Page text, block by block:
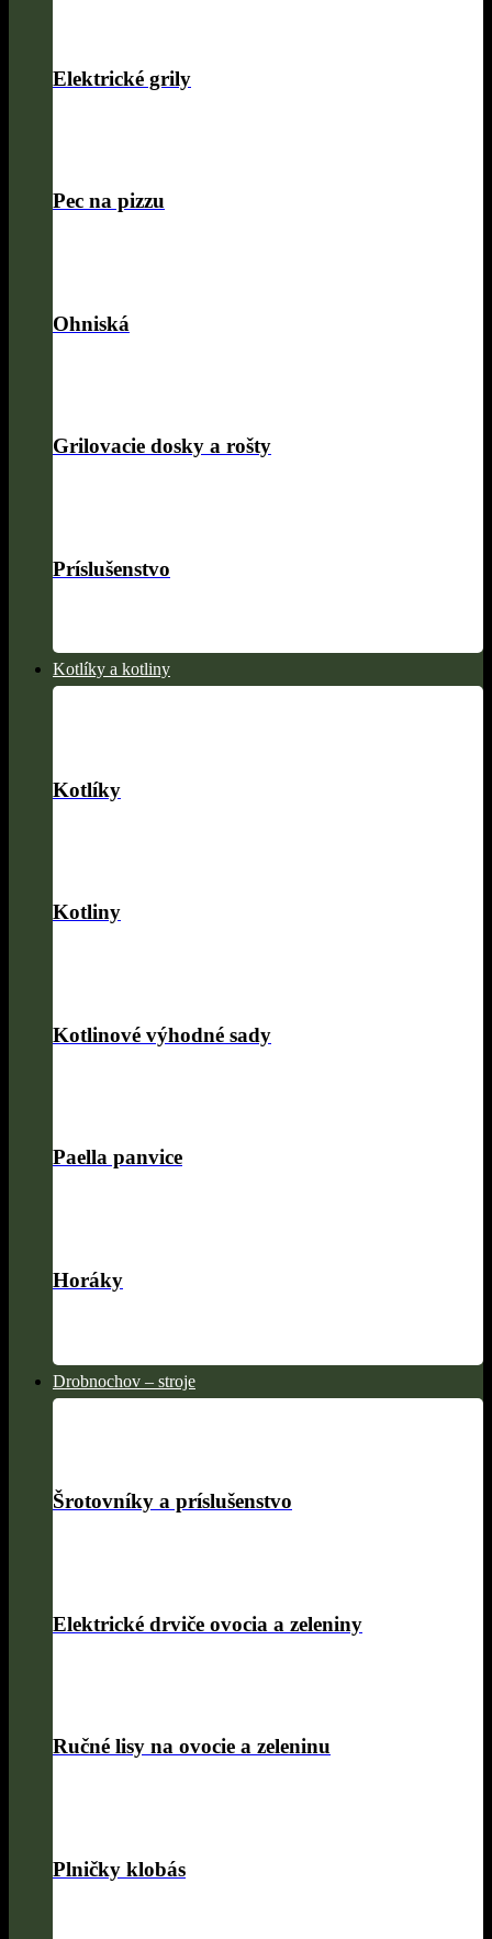
Elektrické grily
Pec na pizzu
Ohniská
Grilovacie dosky a rošty
Príslušenstvo
Kotlíky a kotliny
Kotlíky
Kotliny
Kotlinové výhodné sady
Paella panvice
Horáky
Drobnochov – stroje
Šrotovníky a príslušenstvo
Elektrické drviče ovocia a zeleniny
Ručné lisy na ovocie a zeleninu
Plničky klobás